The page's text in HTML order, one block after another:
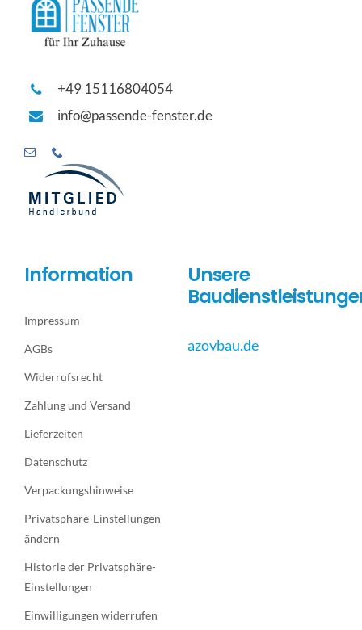
+49 15116804054
info@passende-fenster.de
Information
Impressum
AGBs
Widerrufsrecht
Zahlung und Versand
Lieferzeiten
Datenschutz
Verpackungshinweise
Privatsphäre-Einstellungen
ändern
Historie der Privatsphäre-
Einstellungen
Einwilligungen widerrufen
Unsere
azovbau.de